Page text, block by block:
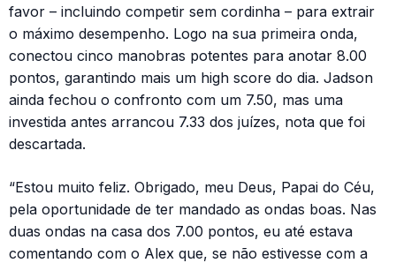
favor – incluindo competir sem cordinha – para extrair
o máximo desempenho. Logo na sua primeira onda,
conectou cinco manobras potentes para anotar 8.00
pontos, garantindo mais um high score do dia. Jadson
ainda fechou o confronto com um 7.50, mas uma
investida antes arrancou 7.33 dos juízes, nota que foi
descartada.
“Estou muito feliz. Obrigado, meu Deus, Papai do Céu,
pela oportunidade de ter mandado as ondas boas. Nas
duas ondas na casa dos 7.00 pontos, eu até estava
comentando com o Alex que, se não estivesse com a